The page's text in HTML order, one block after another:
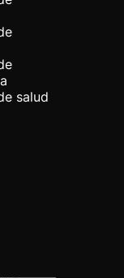
salud